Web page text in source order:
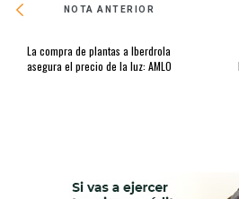
NOTA ANTERIOR
La compra de plantas a Iberdrola
asegura el precio de la luz: AMLO